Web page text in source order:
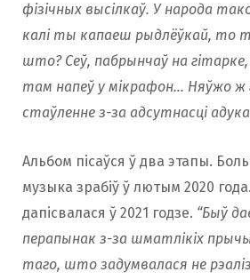
фізічных высілкаў. У народа
калі ты капаеш рыдлёўкай, то
што? Сеў, пабрынчаў на
там напеў у мікрафон… Няўжо ж
стаўленне з-за адсутнасці
Альбом пісаўся ў два этапы.
музыка зрабіў ў лютым 2020
дапісвалася ў 2021 годзе. “Быў
перапынак з-за шматлікіх
таго, што задумвалася не